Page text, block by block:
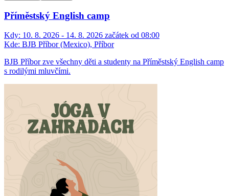
Příměstský English camp
Kdy: 10. 8. 2026 - 14. 8. 2026 začátek od 08:00
Kde: BJB Příbor (Mexico), Příbor
BJB Příbor zve všechny děti a studenty na Příměstský English camp
s rodilými mluvčími.